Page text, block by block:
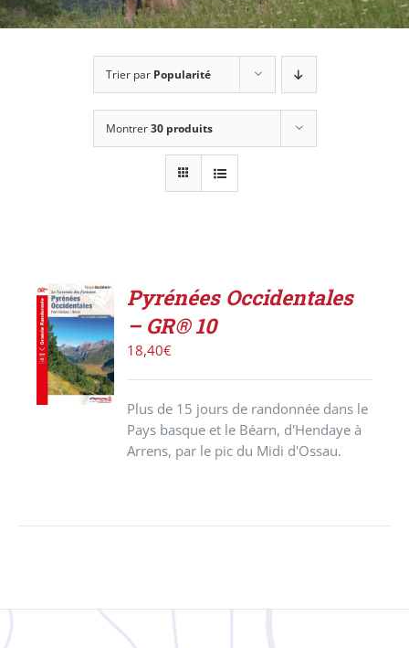
Trier par Popularité
Montrer30 produits
ACHETER
LE
PRODUIT
/
DÉTAILS
Pyrénées Occidentales
– GR® 10
18,40€
Plus de 15 jours de randonnée dans le
Pays basque et le Béarn, d'Hendaye à
Arrens, par le pic du Midi d'Ossau.